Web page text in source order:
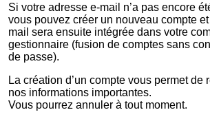
Si votre adresse e-mail n’a pas encore
vous pouvez créer un nouveau compte
mail sera ensuite intégrée dans votre
gestionnaire (fusion de comptes sans
de passe).
La création d’un compte vous permet de
nos informations importantes.
Vous pourrez annuler à tout moment.